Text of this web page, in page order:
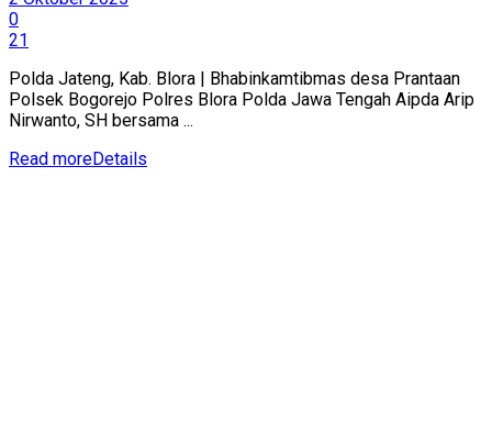
0
21
Polda Jateng, Kab. Blora | Bhabinkamtibmas desa Prantaan
Polsek Bogorejo Polres Blora Polda Jawa Tengah Aipda Arip
Nirwanto, SH bersama ...
Read moreDetails